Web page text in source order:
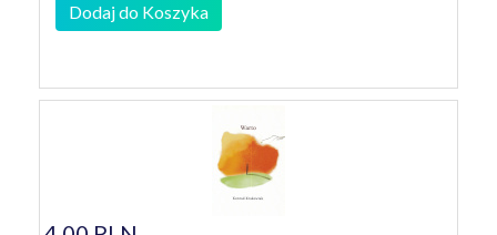
Dodaj do Koszyka